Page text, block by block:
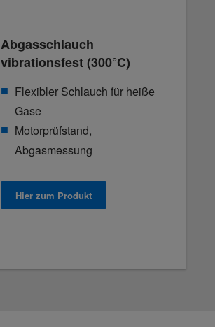
Abgasschlauch
vibrationsfest (300°C)
Flexibler Schlauch für heiße
Gase
Motorprüfstand,
Abgasmessung
Hier zum Produkt